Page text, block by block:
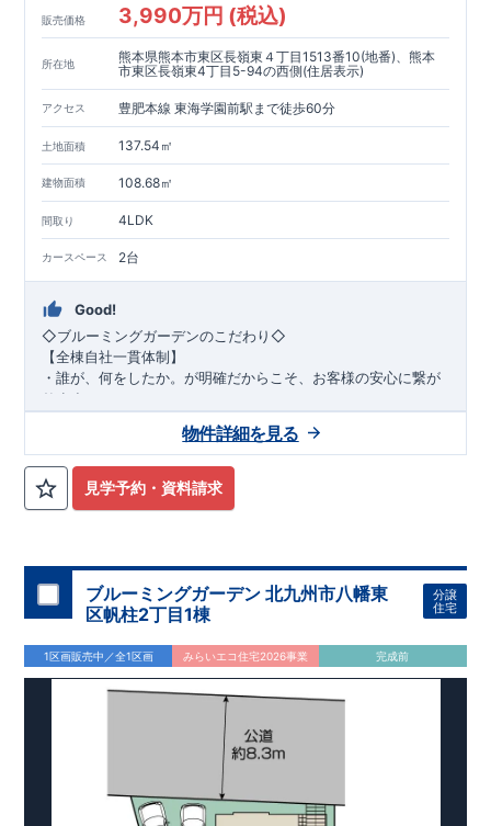
販売価格 3,990万円 (税込)
所在地
熊本県熊本市東区長嶺東４丁目1513番10(地番)、熊本
市東区長嶺東4丁目5-94の西側(住居表示)
アクセス 豊肥本線 東海学園前駅まで徒歩60分
土地面積 137.54㎡
建物面積 108.68㎡
間取り 4LDK
カースペース 2台
Good!
◇ブルーミングガーデンのこだわり◇
【全棟自社一貫体制】
・誰が、何をしたか。が明確だからこそ、お客様の安心に繋が
ります。
・不要な中間マージンを抑えることで、コストダウンに努めて
います。
【耐震等級3取得】
｢数百年に一度発生する地震に対して、倒壊、崩壊しない。｣
という基準から、さらに1.5倍の耐震力を達成しています。
【住宅性能評価ダブル取得】
・設計住宅性能評価：建物設計段階で、国が認めた第三者機関
が評価しています。
・建設住宅性能評価：評価を受けた図面通りに施工されている
か、建設までに、計4回のチェックが行われます。
図面や書類上だけでなく、現場の施工状況を検査した上で、品
長期優良住宅とは、｢良い家を作って、きちんと手入れをして、
長く大切に使う｣ことを目的とした認定制度。
住宅ローン減税、固定資産税などの税制優遇を受けられるだけ
見学予約・資料請求
物件詳細を見る
ブルーミングガーデン 北九州市八幡東
区帆柱2丁目1棟
分譲
住宅
1区画販売中／全1区画 みらいエコ住宅2026事業 完成前